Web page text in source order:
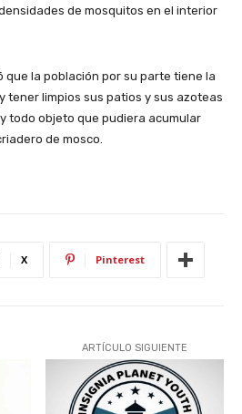
de mosquitos en el interior
que la población por su parte tiene la
tener limpios sus patios y sus azoteas
todo objeto que pudiera acumular
de mosco.
X Pinterest
ARTÍCULO SIGUIENTE